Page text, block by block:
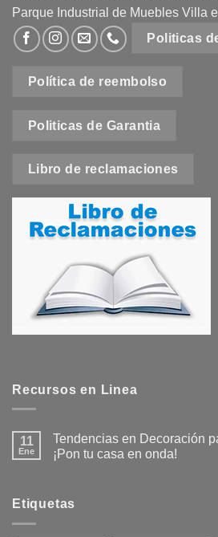
Parque Industrial de Muebles Villa
Politicas
Política de reembolso
Politicas de Garantia
Libro de reclamaciones
Recursos en Linea
11
Ene
Tendencias en Decoración
¡Pon tu casa en onda!
en
Etiquetas